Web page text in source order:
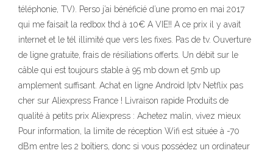
téléphonie, TV). Perso j’ai bénéficié d’une promo en mai 2017
qui me faisait la redbox thd à 10€ A VIE!! A ce prix il y avait
internet et le tél illimité que vers les fixes. Pas de tv. Ouverture
de ligne gratuite, frais de résiliations offerts. Un débit sur le
câble qui est toujours stable à 95 mb down et 5mb up
amplement suffisant. Achat en ligne Android Iptv Netflix pas
cher sur Aliexpress France ! Livraison rapide Produits de
qualité à petits prix Aliexpress : Achetez malin, vivez mieux
Pour information, la limite de réception Wifi est située à -70
dBm entre les 2 boîtiers, donc si vous possédez un ordinateur